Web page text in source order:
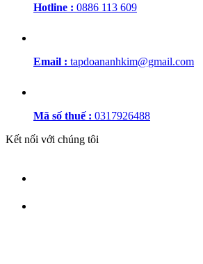
Hotline : 0886 113 609
Email : tapdoananhkim@gmail.com
Mã số thuế : 0317926488
Kết nối với chúng tôi